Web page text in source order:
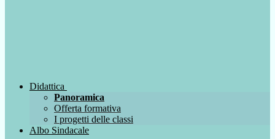
Didattica
Panoramica
Offerta formativa
I progetti delle classi
Albo Sindacale